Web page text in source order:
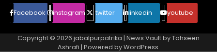
Facebook instagram twitter linkedin youtube
Copyright © 2026 jabalpurpatrika | News Vault byTahseen
Ashrafi | Powered byWordPress.